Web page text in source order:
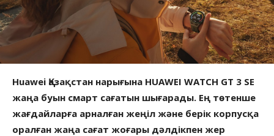
Huawei Қазақстан нарығына HUAWEI WATCH GT 3 SE
жаңа буын смарт сағатын шығарады. Ең төтенше
жағдайларға арналған жеңіл және берік корпусқа
оралған жаңа сағат жоғары дәлдікпен жер